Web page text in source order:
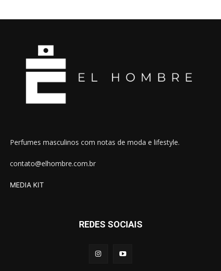
Perfumes masculinos com notas de moda e lifestyle.
contato@elhombre.com.br
MEDIA KIT
REDES SOCIAIS